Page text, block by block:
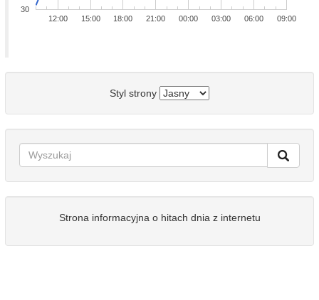
12:00 15:00 18:00 21:00 00:00 03:00 06:00 09:00
30
Styl strony
Strona informacyjna o hitach dnia z internetu